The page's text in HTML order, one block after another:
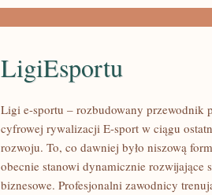
LigiEsportu
Ligi e-sportu – rozbudowany przewodnik
cyfrowej rywalizacji E-sport w ciągu
rozwoju. To, co dawniej było niszową
obecnie stanowi dynamicznie rozwijające
biznesowe. Profesjonalni zawodnicy